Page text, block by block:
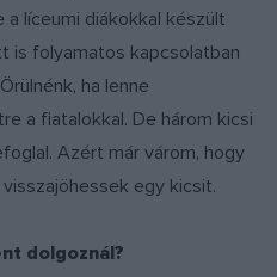
líceumi diákokkal készült
is folyamatos kapcsolatban
ha lenne
a fiatalokkal. De három kicsi
Azért már várom, hogy
egy kicsit.
dolgoznál?